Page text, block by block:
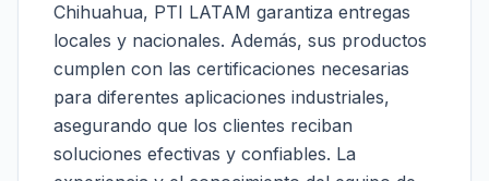
Chihuahua, PTI LATAM garantiza entregas
locales y nacionales. Además, sus productos
cumplen con las certificaciones necesarias
para diferentes aplicaciones industriales,
asegurando que los clientes reciban
soluciones efectivas y confiables. La